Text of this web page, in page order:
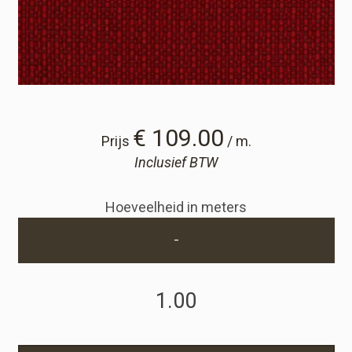
Prijs € 109.00 / m.
Inclusief BTW
Hoeveelheid in meters
-
Winkelwagen
Winkelwagen
Staalaanvraag